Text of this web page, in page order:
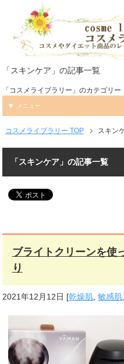
「スキンケア」の記事一覧
「コスメライブラリー」のカテゴリ
メニュー
コスメライブラリー TOP スキン
「スキンケア」の記事一覧
ブライトクリーンを使
り
2021年12月12日 [乾燥肌,敏感肌